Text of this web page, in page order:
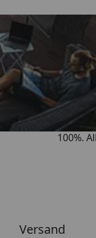
„Super
100%.
Versand